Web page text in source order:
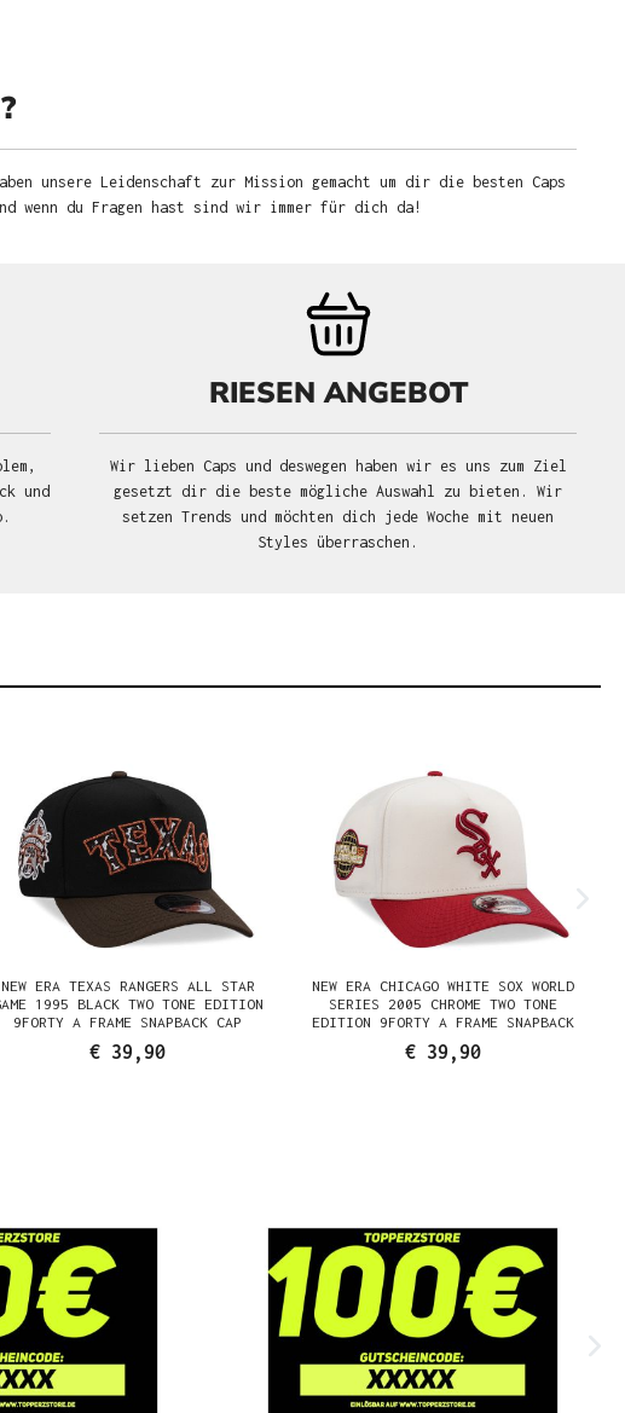
unsere Leidenschaft zur Mission gemacht um dir die besten Caps
wenn du Fragen hast sind wir immer für dich da!
und
RIESEN ANGEBOT
Wir lieben Caps und deswegen haben wir es uns zum Ziel
gesetzt dir die beste mögliche Auswahl zu bieten. Wir
setzen Trends und möchten dich jede Woche mit neuen
Styles überraschen.
NEW ERA TEXAS RANGERS ALL STAR
1995 BLACK TWO TONE EDITION
9FORTY A FRAME SNAPBACK CAP
€ 39,90
NEW ERA CHICAGO WHITE SOX WORLD
SERIES 2005 CHROME TWO TONE
EDITION 9FORTY A FRAME SNAPBACK
CAP
€ 39,90